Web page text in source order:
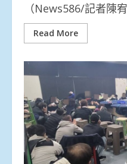
（News586/記者陳
Read More